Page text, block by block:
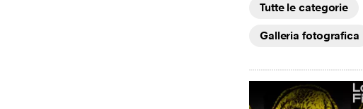
Tutte le categorie
Galleria fotografica